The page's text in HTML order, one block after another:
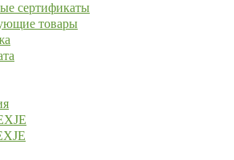
сертификаты
товары